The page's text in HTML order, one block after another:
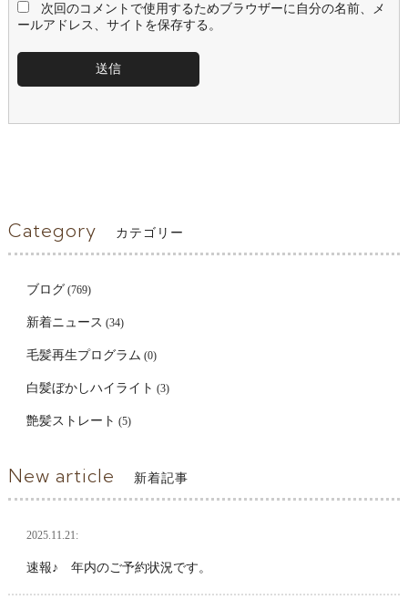
次回のコメントで使用するためブラウザーに自分の名前、メ
ールアドレス、サイトを保存する。
Category カテゴリー
ブログ (769)
新着ニュース (34)
毛髪再生プログラム (0)
白髪ぼかしハイライト (3)
艶髪ストレート (5)
New article 新着記事
2025.11.21:
速報♪ 年内のご予約状況です。